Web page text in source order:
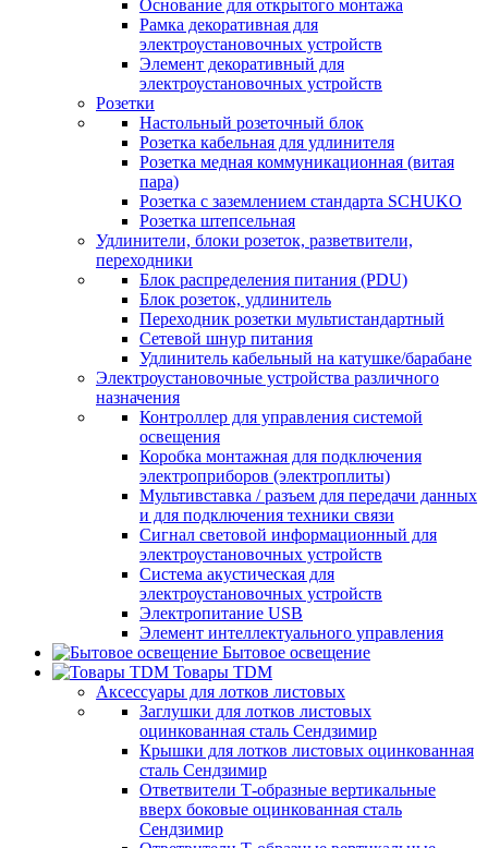
Основание для открытого монтажа
Рамка декоративная для
электроустановочных устройств
Элемент декоративный для
электроустановочных устройств
Розетки
Настольный розеточный блок
Розетка кабельная для удлинителя
Розетка медная коммуникационная (витая
пара)
Розетка с заземлением стандарта SCHUKO
Розетка штепсельная
Удлинители, блоки розеток, разветвители,
переходники
Блок распределения питания (PDU)
Блок розеток, удлинитель
Переходник розетки мультистандартный
Сетевой шнур питания
Удлинитель кабельный на катушке/барабане
Электроустановочные устройства различного
назначения
Контроллер для управления системой
освещения
Коробка монтажная для подключения
электроприборов (электроплиты)
Мультивставка / разъем для передачи данных
и для подключения техники связи
Сигнал световой информационный для
электроустановочных устройств
Система акустическая для
электроустановочных устройств
Электропитание USB
Элемент интеллектуального управления
Бытовое освещение
Товары TDM
Аксессуары для лотков листовых
Заглушки для лотков листовых
оцинкованная сталь Сендзимир
Крышки для лотков листовых оцинкованная
сталь Сендзимир
Ответвители Т-образные вертикальные
вверх боковые оцинкованная сталь
Сендзимир